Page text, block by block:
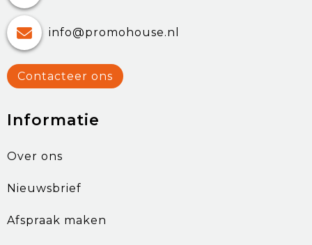
info@promohouse.nl
Contacteer ons
Informatie
Over ons
Nieuwsbrief
Afspraak maken